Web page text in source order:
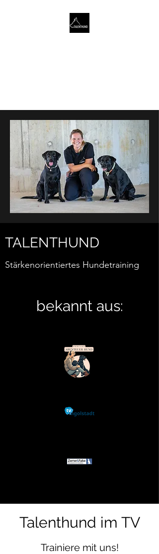
TALENTHUND
Stärkenorientiertes Hundetraining
bekannt aus:
Talenthund im TV
Trainiere mit uns!